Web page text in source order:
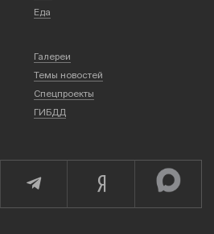
Еда
Галереи
Темы новостей
Спецпроекты
ГИБДД